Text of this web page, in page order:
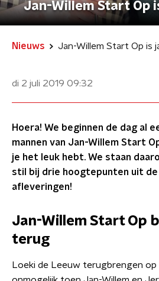
Jan-Willem Start Op
Nieuws Jan-Willem Start Op is
di 2 juli 2019 09:32
Hoera! We beginnen de dag al
mannen van Jan-Willem Start
je het leuk hebt. We staan
stil bij drie hoogtepunten uit
afleveringen!
Jan-Willem Start Op
terug
Loeki de Leeuw terugbrengen op